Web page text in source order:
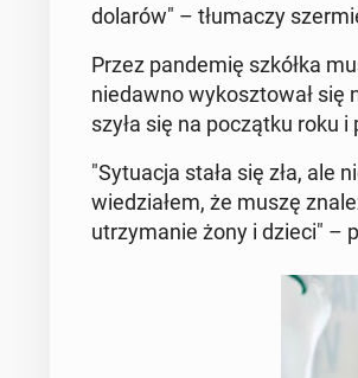
dolarów" – tłu­ma­czy
Przez pan­de­mię szkółka
nie­daw­no wy­kosz­to­wał się
szy­ła się na po­cząt­ku roku
"Sy­tu­acja stała się zła, ale
wie­dzia­łem, że muszę
utrzy­ma­nie żony i dzieci" –